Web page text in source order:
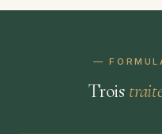
—
Trois